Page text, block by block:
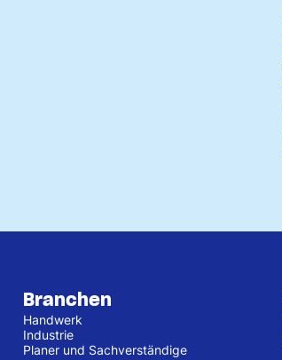
Branchen
Handwerk
Industrie
Planer und Sachverständige